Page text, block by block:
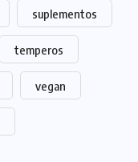
suplementos
temperos
vegan